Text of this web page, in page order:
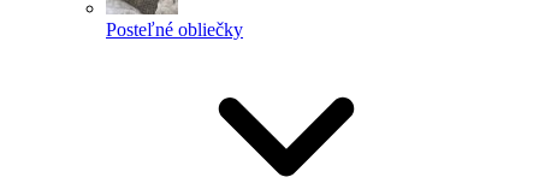
Posteľné obliečky